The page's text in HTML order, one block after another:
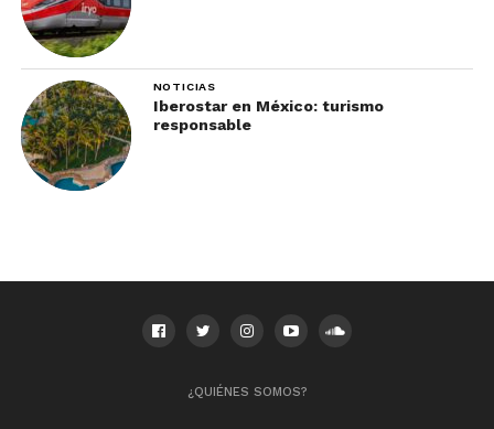
NOTICIAS
Iberostar en México: turismo
responsable
¿QUIÉNES SOMOS?